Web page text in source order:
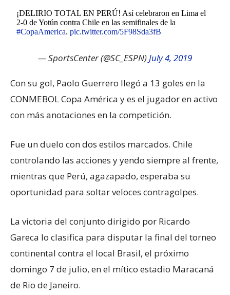
¡DELIRIO TOTAL EN PERÚ! Así celebraron en Lima el
2-0 de Yotún contra Chile en las semifinales de la
#CopaAmerica.pic.twitter.com/5F98Sda3fB
— SportsCenter (@SC_ESPN)July 4, 2019
Con su gol, Paolo Guerrero llegó a 13 goles en la
CONMEBOL Copa América y es el jugador en activo
con más anotaciones en la competición.
Fue un duelo con dos estilos marcados. Chile
controlando las acciones y yendo siempre al frente,
mientras que Perú, agazapado, esperaba su
oportunidad para soltar veloces contragolpes.
La victoria del conjunto dirigido por Ricardo
Gareca lo clasifica para disputar la final del torneo
continental contra el local Brasil, el próximo
domingo 7 de julio, en el mítico estadio Maracaná
de Rio de Janeiro.